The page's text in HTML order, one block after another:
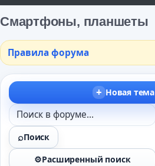
Смартфоны, планшеты
Правила форума
Новая тема
Поиск
Расширенный поиск